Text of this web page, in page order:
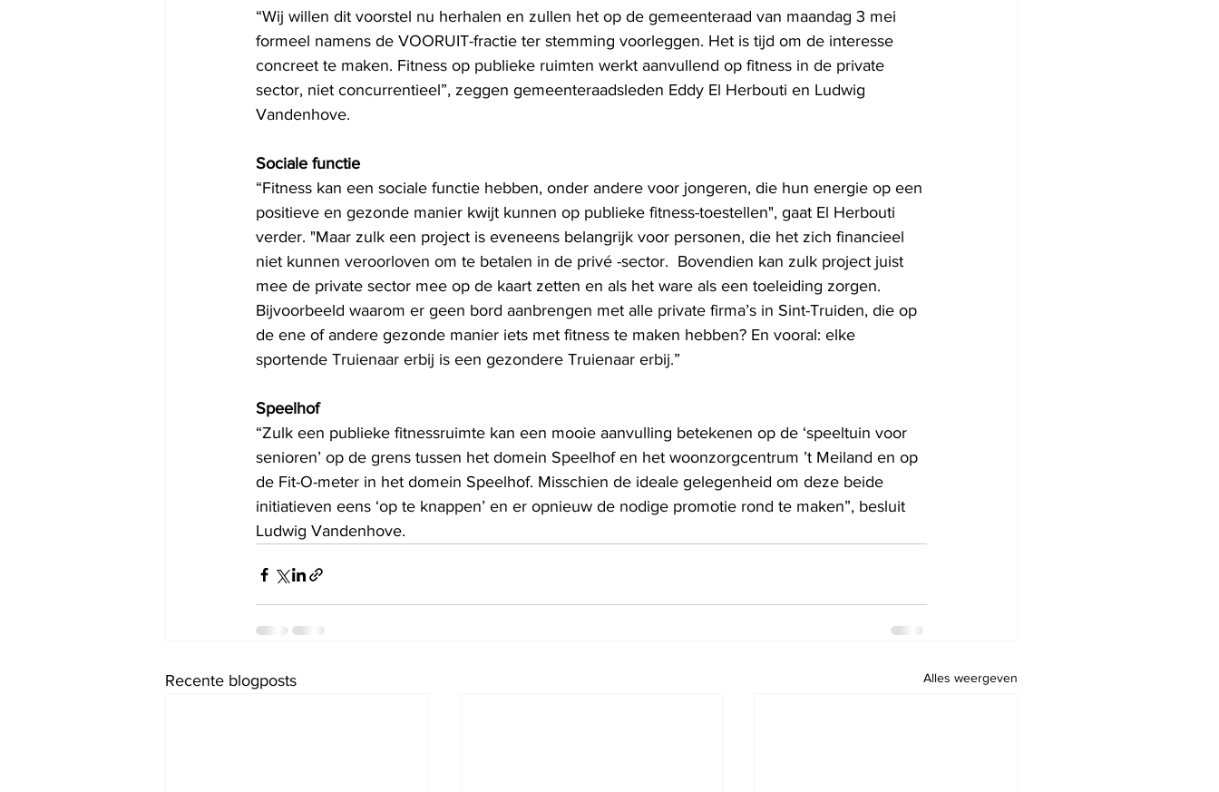
“Wij willen dit voorstel nu herhalen en zullen het op de gemeenteraad van maandag 3 mei
formeel namens de VOORUIT-fractie ter stemming voorleggen. Het is tijd om de interesse
concreet te maken. Fitness op publieke ruimten werkt aanvullend op fitness in de private
sector, niet concurrentieel”, zeggen gemeenteraadsleden Eddy El Herbouti en Ludwig
Vandenhove.
Sociale functie
“Fitness kan een sociale functie hebben, onder andere voor jongeren, die hun energie op een
positieve en gezonde manier kwijt kunnen op publieke fitness-toestellen", gaat El Herbouti
verder. "Maar zulk een project is eveneens belangrijk voor personen, die het zich financieel
niet kunnen veroorloven om te betalen in de privé -sector.  Bovendien kan zulk project juist
mee de private sector mee op de kaart zetten en als het ware als een toeleiding zorgen.
Bijvoorbeeld waarom er geen bord aanbrengen met alle private firma’s in Sint-Truiden, die op
de ene of andere gezonde manier iets met fitness te maken hebben? En vooral: elke
sportende Truienaar erbij is een gezondere Truienaar erbij.”
Speelhof
“Zulk een publieke fitnessruimte kan een mooie aanvulling betekenen op de ‘speeltuin voor
senioren’ op de grens tussen het domein Speelhof en het woonzorgcentrum ’t Meiland en op
de Fit-O-meter in het domein Speelhof. Misschien de ideale gelegenheid om deze beide
initiatieven eens ‘op te knappen’ en er opnieuw de nodige promotie rond te maken”, besluit
Ludwig Vandenhove.
Recente blogposts Alles weergeven